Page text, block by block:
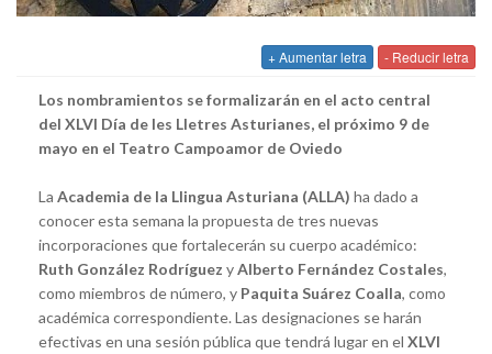
+ Aumentar letra - Reducir letra
Los nombramientos se formalizarán en el acto central
del XLVI Día de les Lletres Asturianes, el próximo 9 de
mayo en el Teatro Campoamor de Oviedo
La Academia de la Llingua Asturiana (ALLA) ha dado a
conocer esta semana la propuesta de tres nuevas
incorporaciones que fortalecerán su cuerpo académico:
Ruth González Rodríguez yAlberto Fernández Costales,
como miembros de número, y Paquita Suárez Coalla, como
académica correspondiente. Las designaciones se harán
efectivas en una sesión pública que tendrá lugar en el XLVI